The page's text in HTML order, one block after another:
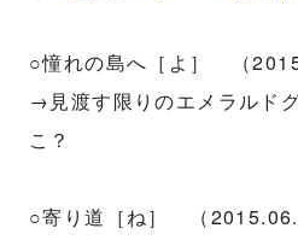
○憧れの島へ［よ］ （
→見渡す限りのエメラルド
こ？
○寄り道［ね］ （